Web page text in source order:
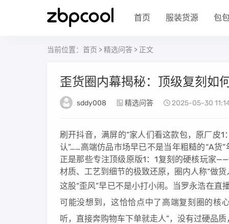
首页 服装货源 包
当前位置： 首页 >精选问答 > 正文
歪货圈内幕揭秘：顶级复刻如
sddy008 精选问答 2025-05-30
刷开抖音，满屏的“家人们看这款包，原厂皮
认”……高端仿品市场早已不是当年粗糙的“A
正是那些专注顶级原版1：1复刻的硬核玩家
材质、工艺到细节的极致还原，圈内人称“做货
这股“歪风”早已不是小打小闹。当罗永浩在直
可能没想到，这恰恰点中了高端复刻圈的核
听，直接奔购物车下单就走人”，没有过硬品